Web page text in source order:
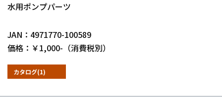
水用ポンプパーツ
JAN：4971770-100589
価格：￥1,000-（消費税別）
カタログ(1)